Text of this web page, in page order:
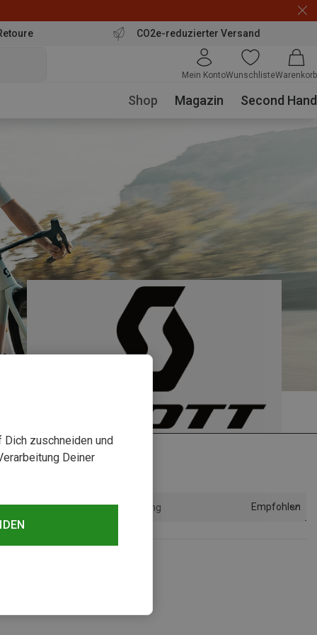
CO2e-reduzierter Versand
Mein KontoWunschlisteWarenkorb
Shop Magazin Second Hand
Sortierung Empfohlen
zuschneiden und
Deiner